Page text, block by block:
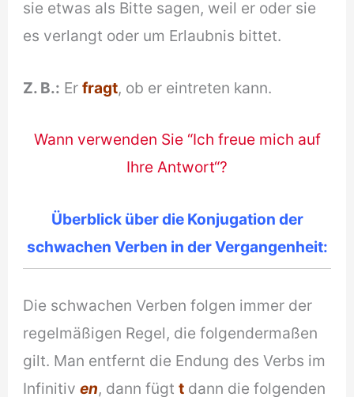
sie etwas als Bitte sagen, weil er oder sie
es verlangt oder um Erlaubnis bittet.
Z. B.: Erfragt, ob er eintreten kann.
Wann verwenden Sie “Ich freue mich auf
Ihre Antwort“?
Überblick über die Konjugation der
schwachen Verben in der Vergangenheit:
Die schwachen Verben folgen immer der
regelmäßigen Regel, die folgendermaßen
gilt. Man entfernt die Endung des Verbs im
Infinitiven, dann fügtt dann die folgenden